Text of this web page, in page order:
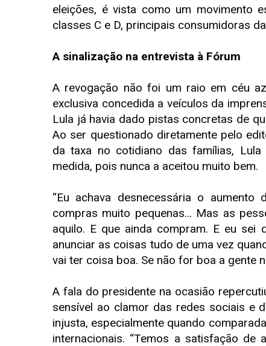
eleições, é vista como um movimento
classes C e D, principais consumidoras
A sinalização na entrevista à Fórum
A revogação não foi um raio em céu
exclusiva concedida a veículos da
Lula já havia dado pistas concretas de
Ao ser questionado diretamente pelo
da taxa no cotidiano das famílias,
medida, pois nunca a aceitou muito bem.
“Eu achava desnecessária o aumento
compras muito pequenas… Mas as
aquilo. E que ainda compram. E eu
anunciar as coisas tudo de uma vez
vai ter coisa boa. Se não for boa a gente
A fala do presidente na ocasião
sensível ao clamor das redes sociais e
injusta, especialmente quando
internacionais. “Temos a satisfação de